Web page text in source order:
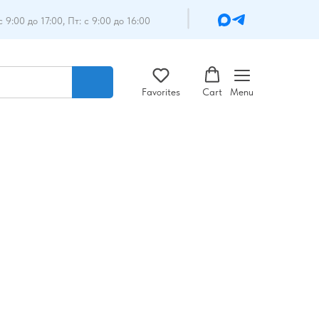
9:00 до 17:00, Пт: с 9:00 до 16:00
Favorites Cart Menu